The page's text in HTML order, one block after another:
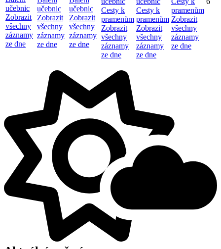
učebnic
Zobrazit
všechny
záznamy
ze dne
učebnic
Zobrazit
všechny
záznamy
ze dne
učebnic
Zobrazit
všechny
záznamy
ze dne
Cesty k
pramenům
Zobrazit
všechny
záznamy
ze dne
Cesty k
pramenům
Zobrazit
všechny
záznamy
ze dne
pramenům
Zobrazit
všechny
záznamy
ze dne